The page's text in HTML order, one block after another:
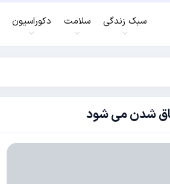
سبک زندگی سلامت دکوراسیون
شدن می شود